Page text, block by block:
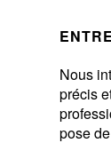
Nous
précis
pose